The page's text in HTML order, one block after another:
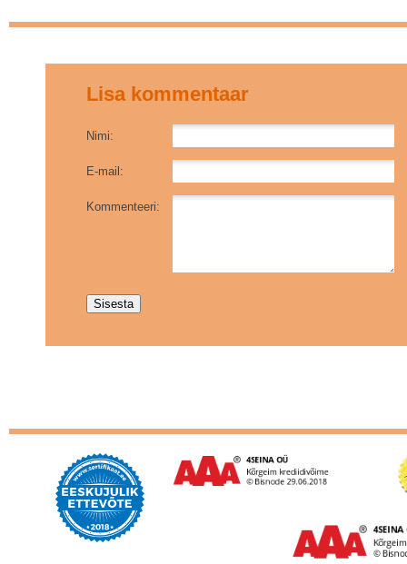
Lisa kommentaar
Nimi:
E-mail:
Kommenteeri: